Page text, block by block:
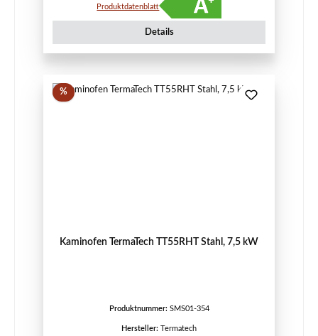
Produktdatenblatt
Details
%Rabatt
Kaminofen TermaTech TT55RHT Stahl, 7,5 kW
Produktnummer: SMS01-354
Hersteller: Termatech